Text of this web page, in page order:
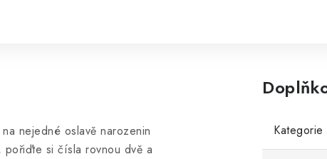
nejedné oslavě narozenin
si čísla rovnou dvě a
Kategorie